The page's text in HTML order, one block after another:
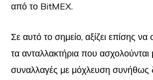
από το BitMEX.
Σε αυτό το σημείο, αξίζει επίσης να
τα ανταλλακτήρια που ασχολούνται
συναλλαγές με μόχλευση συνήθως